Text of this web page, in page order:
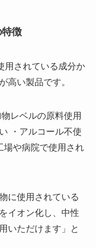
徴
用されている成分か
高い製品です。
レベルの原料使用
・アルコール不使
場や病院で使用され
に使用されている
イオン化し、中性
いただけます」と